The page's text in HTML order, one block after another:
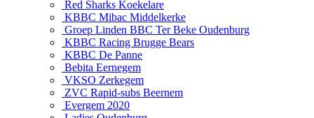
Red Sharks Koekelare
KBBC Mibac Middelkerke
Groep Linden BBC Ter Beke Oudenburg
KBBC Racing Brugge Bears
KBBC De Panne
Bebita Eernegem
VKSO Zerkegem
ZVC Rapid-subs Beernem
Evergem 2020